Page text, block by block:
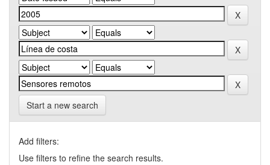
Start a new search
Add filters:
Use filters to refine the search results.